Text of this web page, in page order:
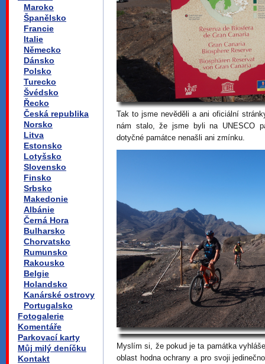
Maroko
Španělsko
Francie
Italie
Německo
Dánsko
Polsko
Turecko
Švédsko
Řecko
Česká republika
Norsko
Litva
Estonsko
Lotyšsko
Slovensko
Finsko
Srbsko
Makedonie
Albánie
Černá Hora
Bulharsko
Chorvatsko
Rumunsko
Rakousko
Belgie
Holandsko
Kanárské ostrovy
Portugalsko
Fotogalerie
Komentáře
Parkovací karty
Můj milý deníčku
Kontakt
Tak to jsme nevěděli a ani oficiální
nám stalo, že jsme byli na UNESCO
dotyčné památce nenašli ani zmínku.
Myslím si, že pokud je ta památka
oblast hodna ochrany a pro svoji